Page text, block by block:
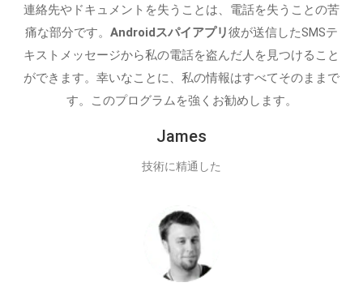
連絡先やドキュメントを失うことは、電話を失うことの苦
痛な部分です。 Androidスパイアプリ彼が送信したSMSテ
キストメッセージから私の電話を盗んだ人を見つけること
ができます。幸いなことに、私の情報はすべてそのままで
す。このプログラムを強くお勧めします。
James
技術に精通した